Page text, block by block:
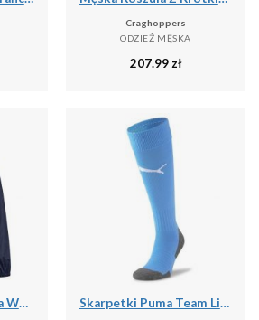
Craghoppers
ODZIEŻ MĘSKA
207.99 zł
Kurtka Kieszonkowa Wodoodporna Męska + Worek Pack It III Skarpetki Puma Team Liga Core